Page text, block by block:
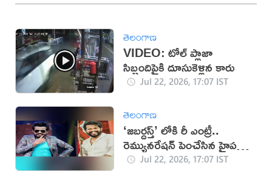
తెలంగాణ
VIDEO: టోల్ ప్లాజా
సిబ్బందిపైకి దూసుకెళ్లిన కారు
Jul 22, 2026, 17:07 IST
తెలంగాణ
‘జబర్దస్త్’ లోకి రీ ఎంట్రీ..
రెమ్యునరేషన్ పెంచేసిన హైపర్
ఆది!Jul 22, 2026, 17:07 IST